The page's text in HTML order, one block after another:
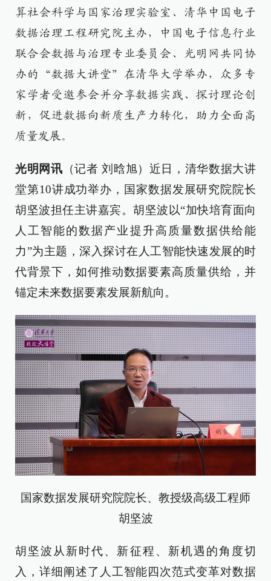
算社会科学与国家治理实验室、清华中国电子
数据治理工程研究院主办，中国电子信息行业
联合会数据与治理专业委员会、光明网共同协
办的“数据大讲堂”在清华大学举办，众多专
家学者受邀参会并分享数据实践、探讨理论创
新，促进数据向新质生产力转化，助力全面高
质量发展。
光明网讯 （记者 刘晗旭）近日，清华数据大讲
堂第10讲成功举办，国家数据发展研究院院长
胡坚波担任主讲嘉宾。胡坚波以“加快培育面向
人工智能的数据产业提升高质量数据供给能
力”为主题，深入探讨在人工智能快速发展的时
代背景下，如何推动数据要素高质量供给，并
锚定未来数据要素发展新航向。
国家数据发展研究院院长、教授级高级工程师
胡坚波
胡坚波从新时代、新征程、新机遇的角度切
入，详细阐述了人工智能四次范式变革对数据